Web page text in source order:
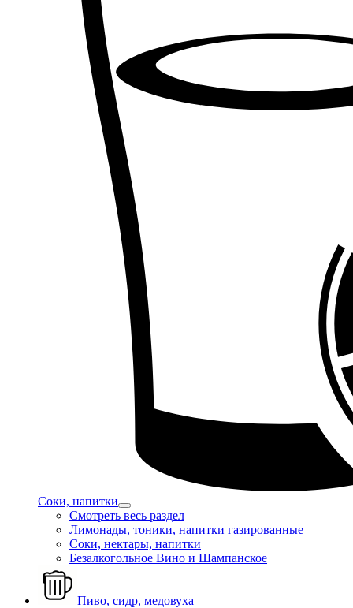
Соки, напитки
Смотреть весь раздел
Лимонады, тоники, напитки газированные
Соки, нектары, напитки
Безалкогольное Вино и Шампанское
Пиво, сидр, медовуха